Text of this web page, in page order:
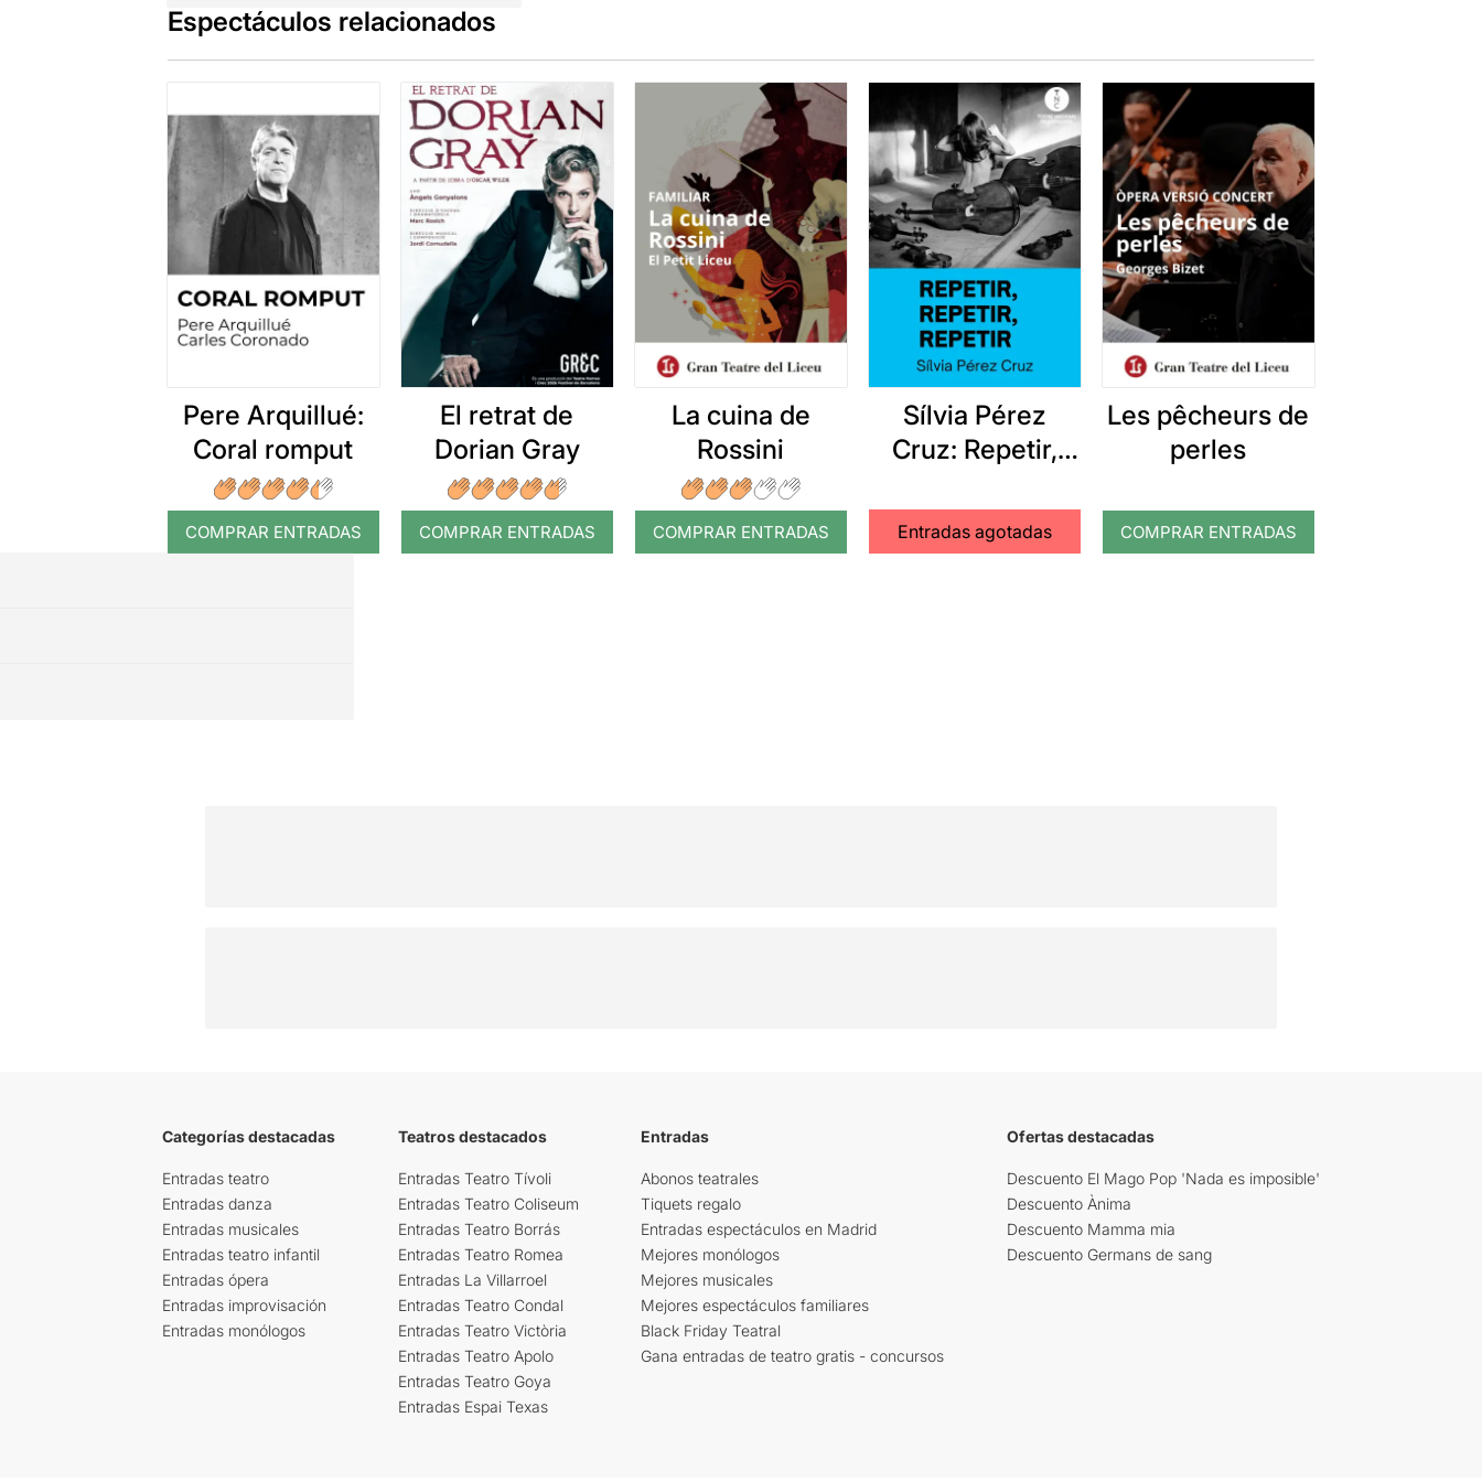
Espectáculos relacionados
Pere Arquillué:
Coral romput
COMPRAR ENTRADAS
El retrat de
Dorian Gray
COMPRAR ENTRADAS
La cuina de
Rossini
COMPRAR ENTRADAS
Sílvia Pérez
Cruz: Repetir,
Entradas agotadas
Les pêcheurs de
perles
COMPRAR ENTRADAS
Categorías destacadas
Entradas teatro
Entradas danza
Entradas musicales
Entradas teatro infantil
Entradas ópera
Entradas improvisación
Entradas monólogos
Teatros destacados
Entradas Teatro Tívoli
Entradas Teatro Coliseum
Entradas Teatro Borrás
Entradas Teatro Romea
Entradas La Villarroel
Entradas Teatro Condal
Entradas Teatro Victòria
Entradas Teatro Apolo
Entradas Teatro Goya
Entradas Espai Texas
Entradas
Abonos teatrales
Tiquets regalo
Entradas espectáculos en Madrid
Mejores monólogos
Mejores musicales
Mejores espectáculos familiares
Black Friday Teatral
Gana entradas de teatro gratis - concursos
Ofertas destacadas
Descuento El Mago Pop 'Nada es imposible'
Descuento Ànima
Descuento Mamma mia
Descuento Germans de sang